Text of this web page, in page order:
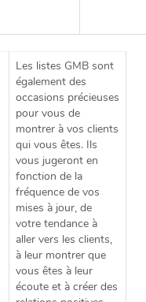
Les listes GMB sont
également des
occasions précieuses
pour vous de
montrer à vos clients
qui vous êtes. Ils
vous jugeront en
fonction de la
fréquence de vos
mises à jour, de
votre tendance à
aller vers les clients,
à leur montrer que
vous êtes à leur
écoute et à créer des